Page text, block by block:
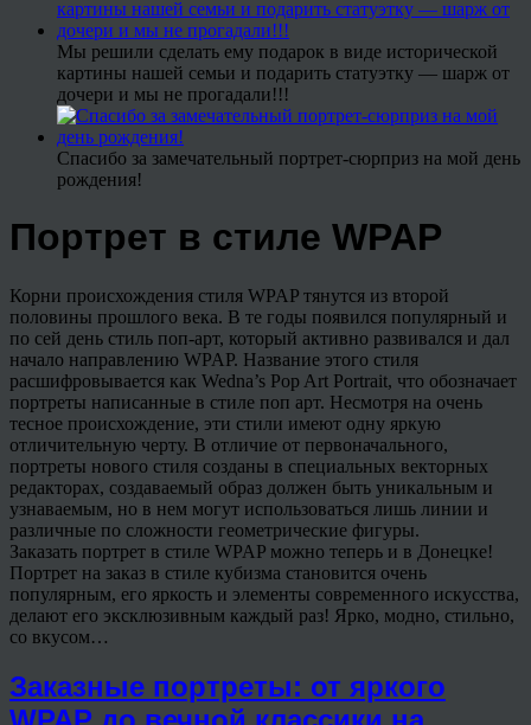
Мы решили сделать ему подарок в виде исторической
картины нашей семьи и подарить статуэтку — шарж от
дочери и мы не прогадали!!!
Спасибо за замечательный портрет-сюрприз на мой день
рождения!
Портрет в стиле WPAP
Корни происхождения стиля WPAP тянутся из второй
половины прошлого века. В те годы появился популярный и
по сей день стиль поп-арт, который активно развивался и дал
начало направлению WPAP. Название этого стиля
расшифровывается как Wedna’s Pop Art Portrait, что обозначает
портреты написанные в стиле поп арт. Несмотря на очень
тесное происхождение, эти стили имеют одну яркую
отличительную черту. В отличие от первоначального,
портреты нового стиля созданы в специальных векторных
редакторах, создаваемый образ должен быть уникальным и
узнаваемым, но в нем могут использоваться лишь линии и
различные по сложности геометрические фигуры.
Заказать портрет в стиле WPAP можно теперь и в Донецке!
Портрет на заказ в стиле кубизма становится очень
популярным, его яркость и элементы современного искусства,
делают его эксклюзивным каждый раз! Ярко, модно, стильно,
со вкусом…
Заказные портреты: от яркого